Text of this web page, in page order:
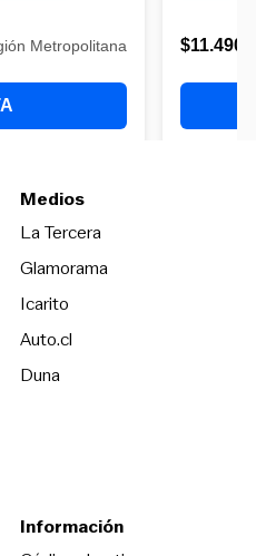
Medios
La TerceraOpens in new
Glamorama
Icarito
Auto.cl
DunaOpens in new window
Información